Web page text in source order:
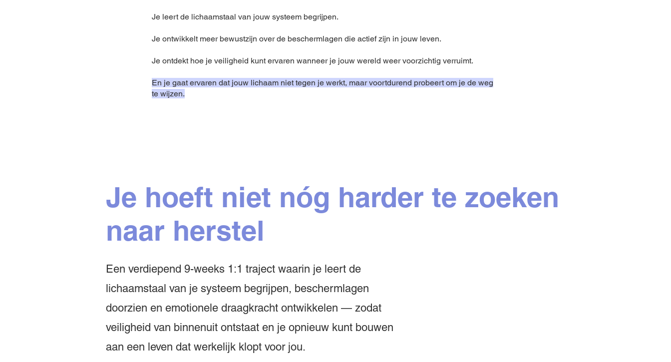
Je leert de lichaamstaal van jouw systeem begrijpen.
Je ontwikkelt meer bewustzijn over de beschermlagen die actief zijn in jouw leven.
Je ontdekt hoe je veiligheid kunt ervaren wanneer je jouw wereld weer voorzichtig verruimt.
En je gaat ervaren dat jouw lichaam niet tegen je werkt, maar voortdurend probeert om je de weg
te wijzen.
Je hoeft niet nóg harder te zoeken
naar herstel
Een verdiepend 9-weeks 1:1 traject waarin je leert de
lichaamstaal van je systeem begrijpen, beschermlagen
doorzien en emotionele draagkracht ontwikkelen — zodat
veiligheid van binnenuit ontstaat en je opnieuw kunt bouwen
aan een leven dat werkelijk klopt voor jou.